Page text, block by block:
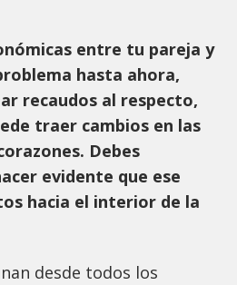
entre tu pareja y
hasta ahora,
recaudos al respecto,
traer cambios en las
Debes
evidente que ese
hacia el interior de la
desde todos los